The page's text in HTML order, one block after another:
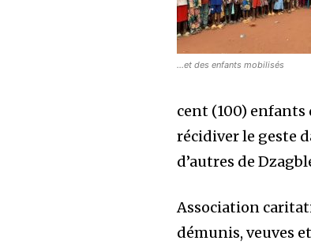
…et des enfants mobilisés
cent (100) enfants
récidiver le geste
d’autres de
Association
démunis, veuves